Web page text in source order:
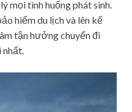
mọi tình huống phát sinh.
hiểm du lịch và lên kế
tận hưởng chuyến đi